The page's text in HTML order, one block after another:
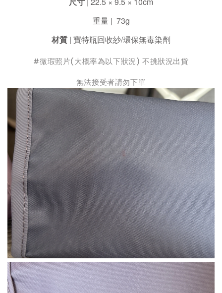
重量 | 73g
材質 | 寶特瓶回收紗/環保無毒染劑
#微瑕照片(大概率為以下狀況) 不挑狀況出貨
無法接受者請勿下單